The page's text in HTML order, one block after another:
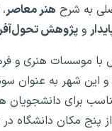
به شرح هنر معاصر،
و پژوهش
با موسسات هنری و
و این شهر به عنوان
برای دانشجویان
مکان دانشگاه در